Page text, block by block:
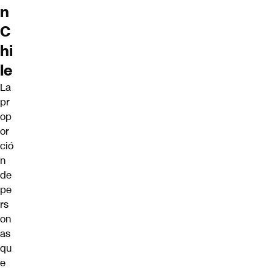
n
C
hi
le
La
pr
op
or
ció
n
de
pe
rs
on
as
qu
e